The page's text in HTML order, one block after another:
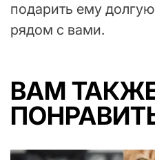
подарить ему
рядом с вами.
ВАМ